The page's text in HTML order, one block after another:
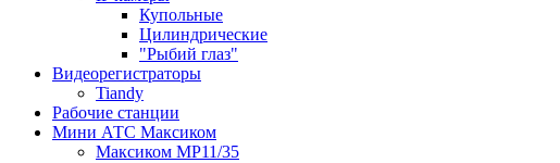
Купольные
Цилиндрические
"Рыбий глаз"
Видеорегистраторы
Tiandy
Рабочие станции
Мини АТС Максиком
Максиком MP11/35